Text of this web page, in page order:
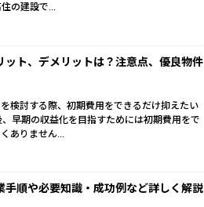
の建設で...
ット、デメリットは？注意点、優良物件
検討する際、初期費用をできるだけ抑えたい
早期の収益化を目指すためには初期費用をで
ありません...
順や必要知識・成功例など詳しく解説